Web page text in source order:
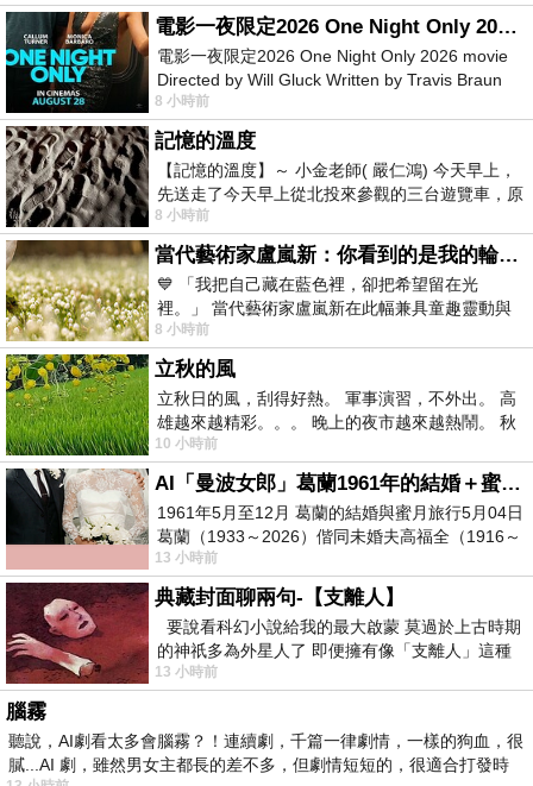
電影一夜限定2026 One Night Only 2026 movie
電影一夜限定2026 One Night Only 2026 movie
Directed by Will Gluck Written by Travis Braun
Starring Monica Barbaro
8 小時前
記憶的溫度
【記憶的溫度】～ 小金老師( 嚴仁鴻) 今天早上，
先送走了今天早上從北投來參觀的三台遊覽車，原
以為展場已經差不多要安靜下來，卻發
8 小時前
當代藝術家盧嵐新：你看到的是我的輪廓，還是你的故事？——藏在藍色裡的希望與光
💙 「我把自己藏在藍色裡，卻把希望留在光
裡。」 當代藝術家盧嵐新在此幅兼具童趣靈動與
抽象韻味的新作中，用湛藍的羽翼般色塊包覆著
8 小時前
立秋的風
立秋日的風，刮得好熱。 軍事演習，不外出。 高
雄越來越精彩。。。 晚上的夜市越來越熱鬧。 秋
天的風刮得很熱 夜遊消暑熱。。。
10 小時前
AI「曼波女郎」葛蘭1961年的結婚＋蜜月旅行 #戀上老電影 #葛蘭 #粟子
1961年5月至12月 葛蘭的結婚與蜜月旅行5月04日
葛蘭（1933～2026）偕同未婚夫高福全（1916～
2004）乘郵輪赴倫敦6月15日於英國倫敦St.S
13 小時前
典藏封面聊兩句-【支離人】
要說看科幻小說給我的最大啟蒙 莫過於上古時期
的神祇多為外星人了 即便擁有像「支離人」這種
驚世駭俗的神通法門 也未必讀
13 小時前
腦霧
聽說，AI劇看太多會腦霧？！連續劇，千篇一律劇情，一樣的狗血，很
膩...AI 劇，雖然男女主都長的差不多，但劇情短短的，很適合打發時